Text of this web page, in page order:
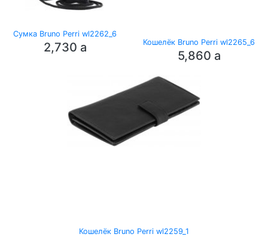
Сумка Bruno Perri wl2262_6
2,730 a Кошелёк Bruno Perri wl2265_6
5,860 a
Кошелёк Bruno Perri wl2259_1